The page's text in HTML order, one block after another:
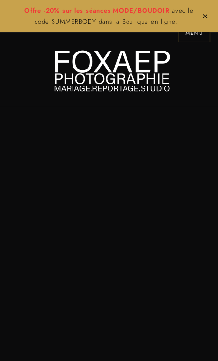
Offre -20% sur les séances MODE/BOUDOIR avec le
code SUMMERBODY dans la Boutique en ligne.
×
MENU